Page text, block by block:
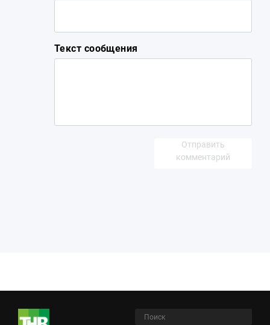
Текст сообщения
Отправить
комментарий